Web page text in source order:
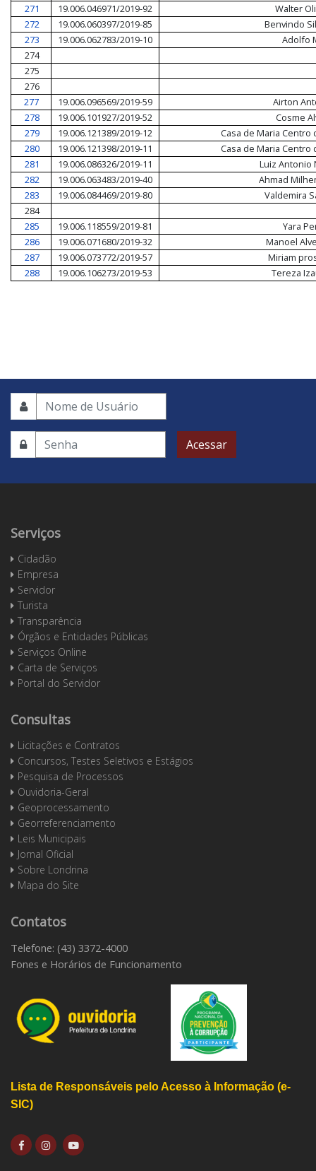
271
19.006.046971/2019-92
Walter
272
19.006.060397/2019-85
Benvindo
273
19.006.062783/2019-10
Adolfo
274
275
276
277
19.006.096569/2019-59
Airton
278
19.006.101927/2019-52
Cosme
279
19.006.121389/2019-12
Casa de Maria
280
19.006.121398/2019-11
Casa de Maria
281
19.006.086326/2019-11
Luiz Antonio
282
19.006.063483/2019-40
Ahmad
283
19.006.084469/2019-80
Valdemira
284
285
19.006.118559/2019-81
Yara
286
19.006.071680/2019-32
Manoel
287
19.006.073772/2019-57
Miriam
288
19.006.106273/2019-53 Tereza
Acessar
Serviços
Cidadão
Empresa
Servidor
Turista
Transparência
Órgãos e Entidades Públicas
Serviços Online
Carta de Serviços
Portal do Servidor
Consultas
Licitações e Contratos
Concursos, Testes Seletivos e Estágios
Pesquisa de Processos
Ouvidoria-Geral
Geoprocessamento
Georreferenciamento
Leis Municipais
Jornal Oficial
Sobre Londrina
Mapa do Site
Contatos
Telefone: (43) 3372-4000
Fones e Horários de Funcionamento
Lista de Responsáveis pelo Acesso à Informação (e-
SIC)